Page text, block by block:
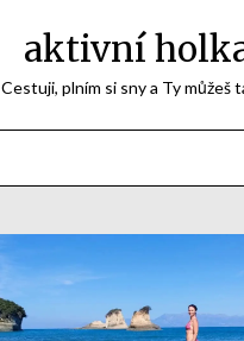
aktivní
Cestuji, plním si sny a Ty můžeš